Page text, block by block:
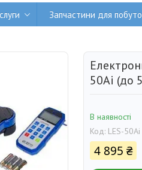
Запчастини для
50Ai (до
В наявності
Код: LES-50Ai
4 895 ₴